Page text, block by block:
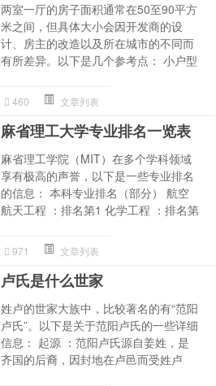
两室一厅的房子面积通常在50至90平方
米之间，但具体大小会因开发商的设
计、房主的改造以及所在城市的不同而
有所差异。以下是几个参考点： 小户型
460 文章列表
麻省理工大学专业排名一览表
麻省理工学院（MIT）在多个学科领域
享有极高的声誉，以下是一些专业排名
的信息： 本科专业排名（部分） 航空
航天工程 ：排名第1 化学工程 ：排名第
971 文章列表
卢氏是什么世家
姓卢的世家大族中，比较著名的有“范阳
卢氏”。以下是关于范阳卢氏的一些详细
信息： 起源 ：范阳卢氏源自姜姓，是
齐国的后裔，因封地在卢邑而受姓卢